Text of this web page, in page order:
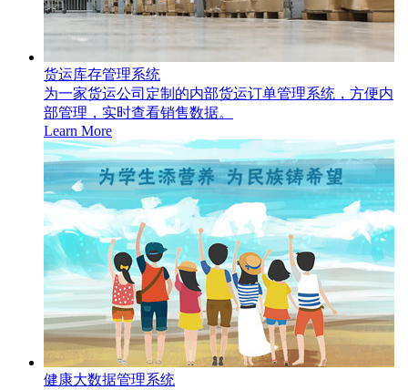
货运库存管理系统
为一家货运公司定制的内部货运订单管理系统，方便内
部管理，实时查看销售数据。
Learn More
健康大数据管理系统